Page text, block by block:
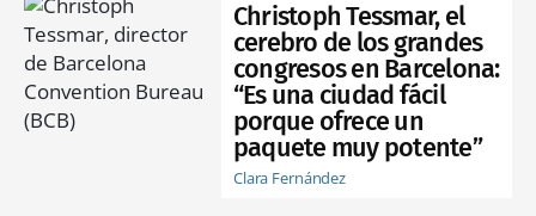
Christoph Tessmar, el
cerebro de los grandes
congresos en Barcelona:
“Es una ciudad fácil
porque ofrece un
paquete muy potente”
Clara Fernández